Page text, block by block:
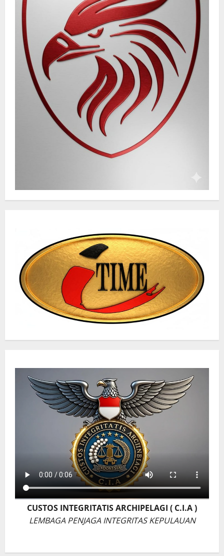
CUSTOS INTEGRITATIS ARCHIPELAGI ( C.I.A )
LEMBAGA PENJAGA INTEGRITAS KEPULAUAN